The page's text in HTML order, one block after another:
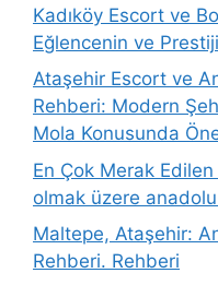
Kadıköy Escort ve
Eğlencenin ve
Ataşehir Escort ve
Rehberi: Modern
Mola Konusunda
En Çok Merak
olmak üzere anadolu
Maltepe, Ataşehir:
Rehberi. Rehberi